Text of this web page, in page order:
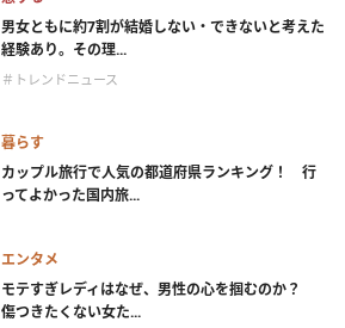
男女ともに約7割が結婚しない・できないと考えた
経験あり。その理...
＃トレンドニュース
暮らす
カップル旅行で人気の都道府県ランキング！ 行
ってよかった国内旅...
エンタメ
モテすぎレディはなぜ、男性の心を掴むのか？
傷つきたくない女た...